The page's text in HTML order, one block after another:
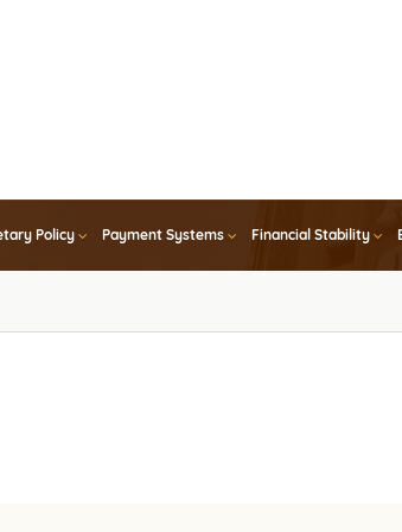
Policy Payment Systems Financial Stability